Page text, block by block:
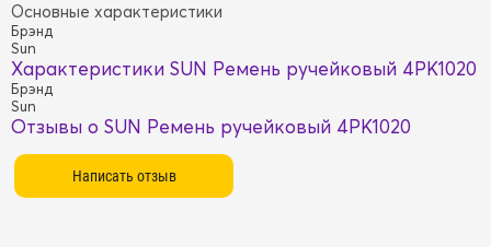
Основные характеристики
Брэнд
Sun
Характеристики SUN Ремень ручейковый 4PK1020
Брэнд
Sun
Отзывы о SUN Ремень ручейковый 4PK1020